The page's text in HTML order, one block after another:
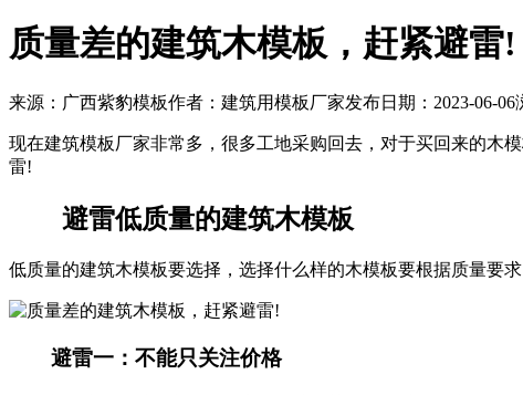
质量差的建筑木模板，赶紧避雷!
来源：广西紫豹模板作者：建筑用模板厂家发布日期：2023-06-06
现在建筑模板厂家非常多，很多工地采购回去，对于买回来的木
雷!
避雷低质量的建筑木模板
低质量的建筑木模板要选择，选择什么样的木模板要根据质量要
避雷一：不能只关注价格